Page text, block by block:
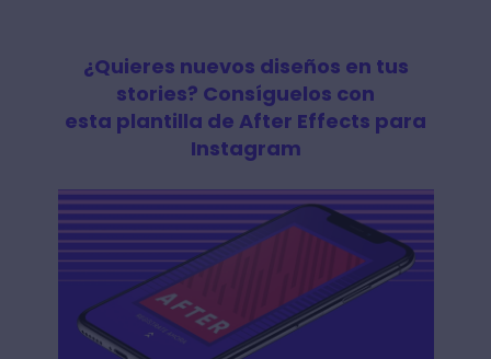
¿Quieres nuevos diseños en tus
stories? Consíguelos con
esta plantilla de After Effects para
Instagram